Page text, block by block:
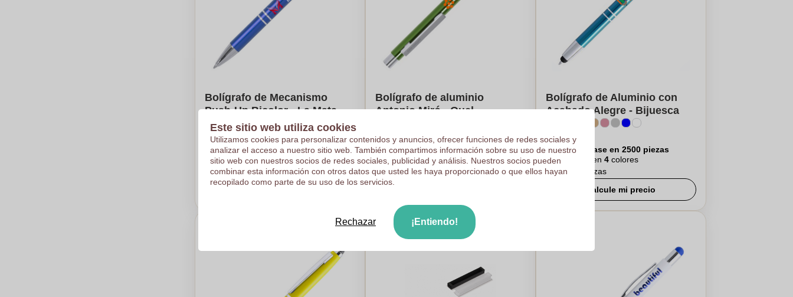
Bolígrafo de Mecanismo
Push-Up Bicolor - La Mata
€0,34
Por pieza, base en 5000 piezas
Logotipo en4colores
De50piezas
Calcule mi precio
Bolígrafo de aluminio
Antonio Miró - Quel
€0,42
Por pieza, base en 2500 piezas
Logotipo en1color
De50 piezas
Bolígrafo de Aluminio con
Acabado Alegre - Bijuesca
€0,42
Por pieza, base en 2500 piezas
Logotipo en 4 colores
De
piezas
Calcule mi precio
Este sitio web utiliza cookies
Utilizamos cookies para personalizar contenidos y anuncios, ofrecer funciones de redes sociales y
analizar el acceso a nuestro sitio web. También compartimos información sobre su uso de nuestro
sitio web con nuestros socios de redes sociales, publicidad y análisis. Nuestros socios pueden
combinar esta información con otros datos que usted les haya proporcionado o que ellos hayan
recopilado como parte de su uso de los servicios.
Rechazar ¡Entiendo!